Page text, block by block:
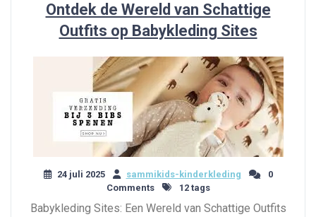
Ontdek de Wereld van Schattige
Outfits op Babykleding Sites
24 juli 2025 sammikids-kinderkleding
0
Comments
12 tags
Babykleding Sites: Een Wereld van Schattige Outfits